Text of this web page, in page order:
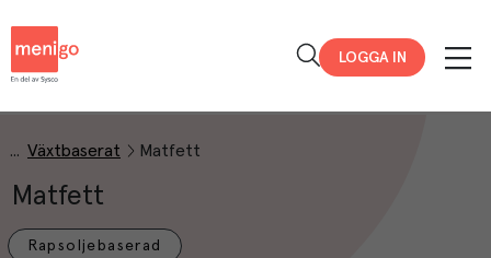
LOGGA IN
Växtbaserat Matfett
Matfett
Rapsoljebaserad